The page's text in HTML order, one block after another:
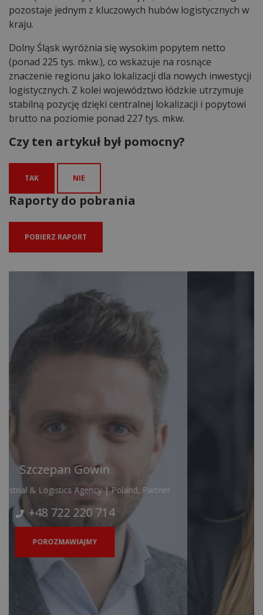
pozostaje jednym z kluczowych hubów logistycznych w
kraju.
Dolny Śląsk wyróżnia się wysokim popytem netto
(ponad 225 tys. mkw.), co wskazuje na rosnące
znaczenie regionu jako lokalizacji dla nowych inwestycji
logistycznych. Z kolei województwo łódzkie utrzymuje
stabilną pozycję dzięki centralnej lokalizacji i popytowi
brutto na poziomie ponad 227 tys. mkw.
Czy ten artykuł był pomocny?
TAK NIE
Raporty do pobrania
POBIERZ RAPORT
Zuzanna Seger
Research Analyst